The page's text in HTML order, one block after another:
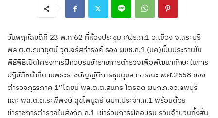
วันพฤหัสบดีที่ 23 พ.ค.62 ที่ห้องประชุม ศฝร.ภ.1 อ.เมือง จ.สระบุรี
พล.ต.ต.ธนายุตม์ วุฒิจรัสธำรงค์ รอง ผบช.ภ.1 (มค)เป็นประธานใน
พิธีพิธีเปิดโครงการฝึกอบรมข้าราชการตำรวจเพื่อพัฒนาทักษะในการ
ปฏิบัติหน้าที่ตามพระราชบัญญัติการชุมนุมสาธารณะ พ.ศ.2558 ของ
ตำรวจภูธรภาค 1”โดยมี พล.ต.ต.สุนทร โตรอด ผบก.ภ.จว.ลพบุรี
และ พล.ต.ต.ระพีพงษ์ สุขไพบูลย์ ผบก.ประจำ.ภ.1 พร้อมด้วย
ข้าราชการตำรวจในสังกัด ภ.1 เข้าร่วมการฝึกอบรม รวมจำนวนทั้งสิ้น